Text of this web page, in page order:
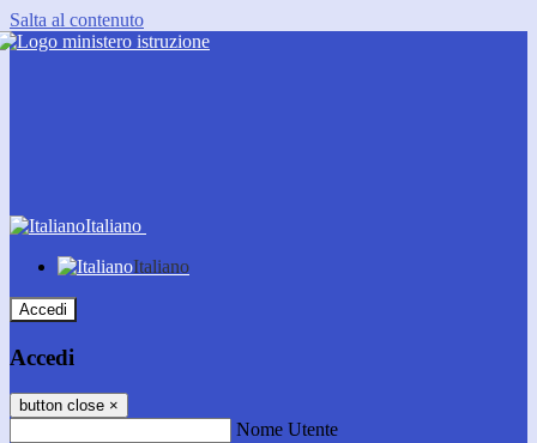
Salta al contenuto
Italiano
Italiano
Accedi
Accedi
button close ×
Nome Utente